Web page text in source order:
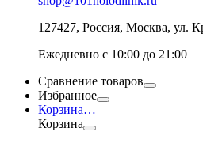
127427, Россия, Москва, ул.
Ежедневно с 10:00 до 21:00
Сравнение товаров
Избранное
Корзина…
Корзина